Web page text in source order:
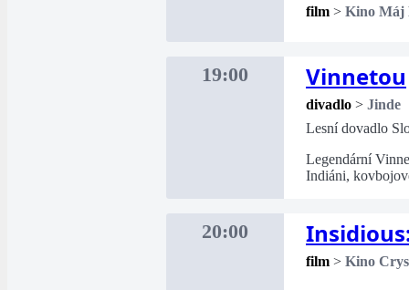
film > Kino Máj
19:00 Vinnetou
divadlo > Jinde
Lesní dovadlo
Legendární
Indiáni,
20:00
film > Kino